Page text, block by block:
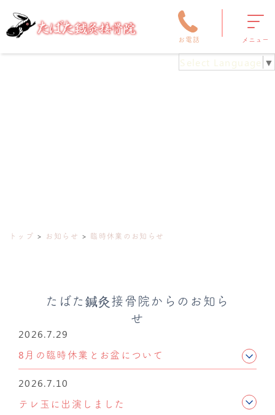
お電話 メニュー
Select Language ▼
トップ お知らせ 臨時休業のお知らせ
たばた鍼灸接骨院からのお知ら
せ
2026.7.29
8月の臨時休業とお盆について
2026.7.10
テレ玉に出演しました